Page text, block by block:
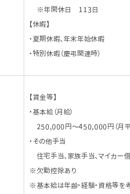
※年間休日 113日
【休暇】
・夏期休暇、年末年始休暇
・特別休暇（慶弔関連時）
【賃金等】
・基本給（月給）
250,000円～450,000円（月平
・その他手当
住宅手当、家族手当、マイカー借
※欠勤控除あり
※基本給は年齢・経験・資格等を考